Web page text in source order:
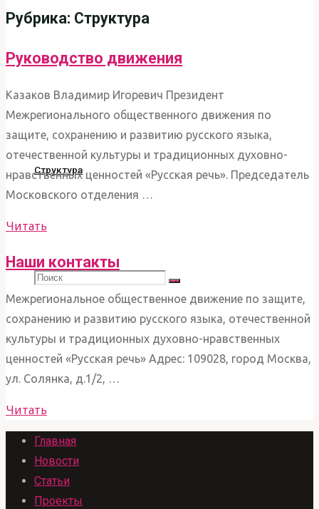
Статьи
Проекты
Структура
Документы
Поиск
Что
Поиск
Рубрика: Структура
Руководство движения
Казаков Владимир Игоревич Президент
Межрегионального общественного движения по
защите, сохранению и развитию русского языка,
отечественной культуры и традиционных духовно-
нравственных ценностей «Русская речь». Председатель
Московского отделения …
Читать
Наши контакты
Межрегиональное общественное движение по защите,
сохранению и развитию русского языка, отечественной
культуры и традиционных духовно-нравственных
ценностей «Русская речь» Адрес: 109028, город Москва,
ул. Солянка, д.1/2, …
Читать
контакты"
Главная
Новости
Статьи
Проекты